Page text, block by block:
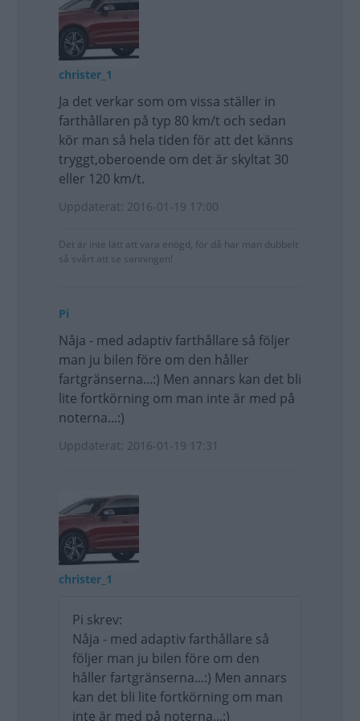
christer_1
Ja det verkar som om vissa ställer in
farthållaren på typ 80 km/t och sedan
kör man så hela tiden för att det känns
tryggt,oberoende om det är skyltat 30
eller 120 km/t.
Uppdaterat: 2016-01-19 17:00
Det är inte lätt att vara enögd, för då har man dubbelt
så svårt att se sanningen!
Pi
Nåja - med adaptiv farthållare så följer
man ju bilen före om den håller
fartgränserna...:) Men annars kan det bli
lite fortkörning om man inte är med på
noterna...:)
Uppdaterat: 2016-01-19 17:31
christer_1
Pi skrev:
Nåja - med adaptiv farthållare så
följer man ju bilen före om den
håller fartgränserna...:) Men annars
kan det bli lite fortkörning om man
inte är med på noterna...:)